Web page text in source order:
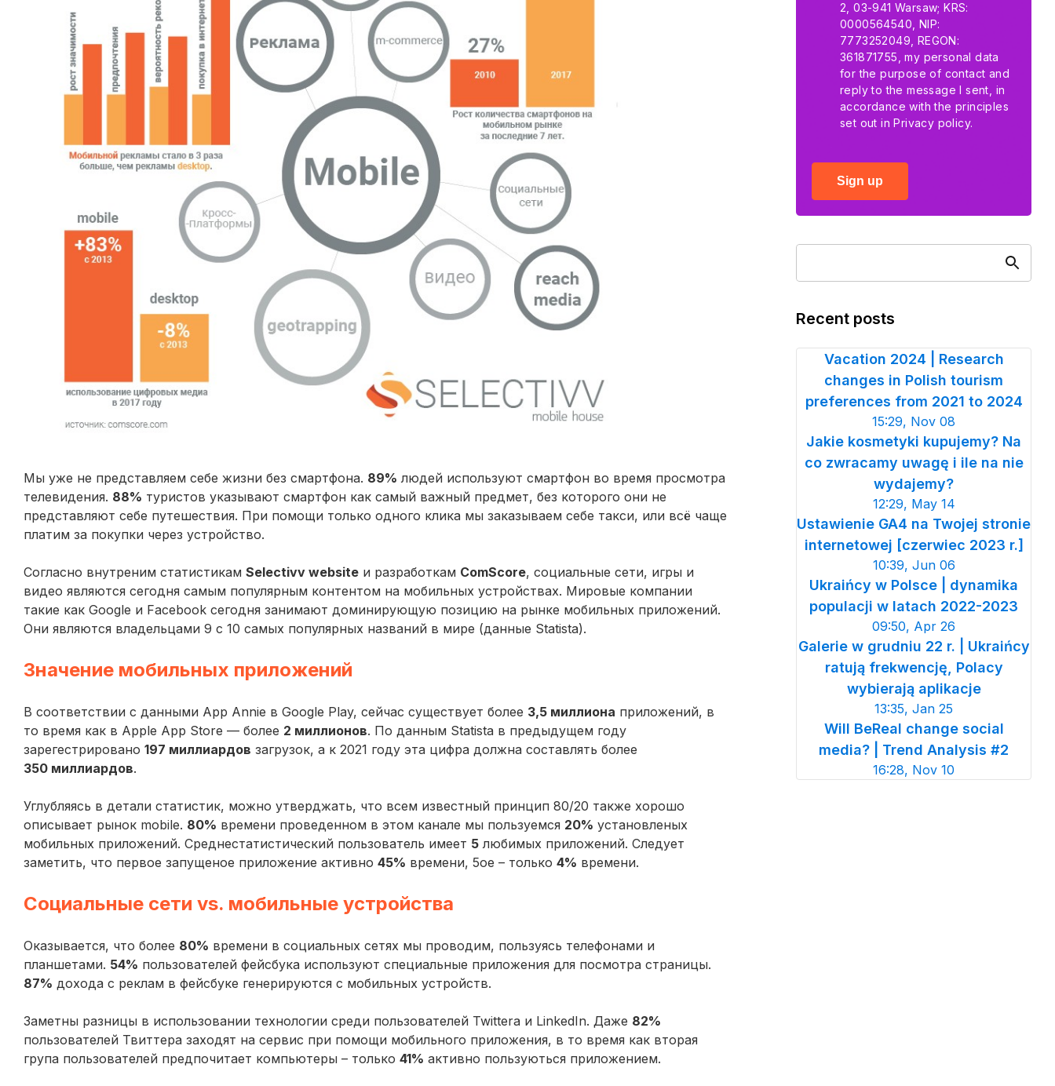
Мы уже не представляем себе жизни без смартфона. 89% людей используют смартфон во время просмотра
телевидения. 88% туристов указывают смартфон как самый важный предмет, без которого они не
представляют себе путешествия. При помощи только одного клика мы заказываем себе такси, или всё чаще
платим за покупки через устройство.
Согласно внутреним статистикам Selectivv website и разработкам ComScore, социальные сети, игры и
видео являются сегодня самым популярным контентом на мобильных устройствах. Мировые компании
такие как Google и Facebook сегодня занимают доминирующую позицию на рынке мобильных приложений.
Они являются владельцами 9 с 10 самых популярных названий в мире (данные Statista).
Значение мобильных приложений
В соответствии с данными App Annie в Google Play, сейчас существует более 3,5 миллиона приложений, в
то время как в Apple App Store — более 2 миллионов. По данным Statista в предыдущем году
зарегестрировано 197 миллиардов загрузок, а к 2021 году эта цифра должна составлять более
350 миллиардов.
Углубляясь в детали статистик, можно утверджать, что всем известный принцип 80/20 также хорошо
описывает рынок mobile. 80% времени проведенном в этом канале мы пользуемся 20% установленых
мобильных приложений. Среднестатистический пользователь имеет 5 любимых приложений. Следует
заметить, что первое запущеное приложение активно 45% времени, 5ое – только 4% времени.
Социальные сети vs. мобильные устройства
Оказывается, что более 80% времени в социальных сетях мы проводим, пользуясь телефонами и
планшетами. 54% пользователей фейсбука используют специальные приложения для посмотра страницы.
87% дохода с реклам в фейсбуке генерируются с мобильных устройств.
Заметны разницы в использовании технологии среди пользователей Twittera и LinkedIn. Даже 82%
пользователей Твиттера заходят на сервис при помощи мобильного приложения, в то время как вторая
група пользователей предпочитает компьютеры – только 41% активно пользуються приложением.
2, 03-941 Warsaw; KRS:
0000564540, NIP:
7773252049, REGON:
361871755, my personal data
for the purpose of contact and
reply to the message I sent, in
accordance with the principles
set out inPrivacy policy.
Sign up
Recent posts
Vacation 2024 | Research
changes in Polish tourism
preferences from 2021 to 2024
15:29, Nov 08
Jakie kosmetyki kupujemy? Na
co zwracamy uwagę i ile na nie
wydajemy?
12:29, May 14
Ustawienie GA4 na Twojej stronie
internetowej [czerwiec 2023 r.]
10:39, Jun 06
Ukraińcy w Polsce | dynamika
populacji w latach 2022-2023
09:50, Apr 26
Galerie w grudniu 22 r. | Ukraińcy
ratują frekwencję, Polacy
wybierają aplikacje
13:35, Jan 25
Will BeReal change social
media? | Trend Analysis #2
16:28, Nov 10